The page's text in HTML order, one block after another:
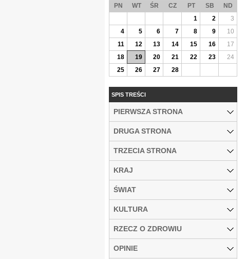
PN WT ŚR CZ PT SB
ND
1
2
3
4
5 6 7 8 9
10
11
12 13 14 15 16
17
18
19 20 21 22 23
24
25
26 27 28
SPIS TREŚCI
PIERWSZA STRONA
DRUGA STRONA
TRZECIA STRONA
KRAJ
ŚWIAT
KULTURA
RZECZ O ZDROWIU
OPINIE